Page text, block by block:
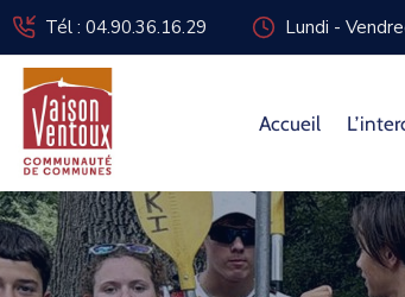
Tél : 04.90.36.16.29 Lundi -
Accueil